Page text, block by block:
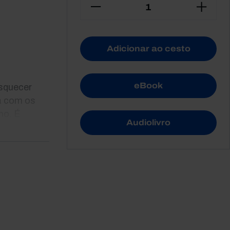
os
É
Adicionar ao cesto
eBook
Audiolivro